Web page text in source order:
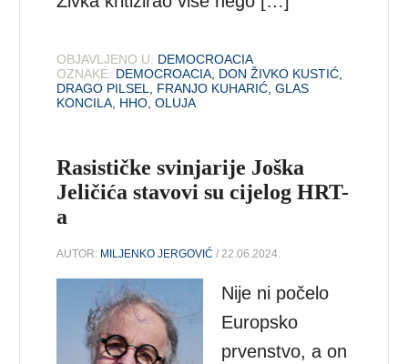
OBJAVLJENO U: DEMOCROACIA
OZNAKE: DEMOCROACIA DON ŽIVKO KUSTIĆ
DRAGO PILSEL
FRANJO KUHARIĆ ,GLAS
KONCILA HHO ,OLUJA
Rasističke svinjarije Joška
Jeličića stavovi su cijelog HRT-
a
AUTOR: MILJENKO JERGOVIĆ / 22.06.2024.
Nije ni počelo
Europsko
prvenstvo, a on